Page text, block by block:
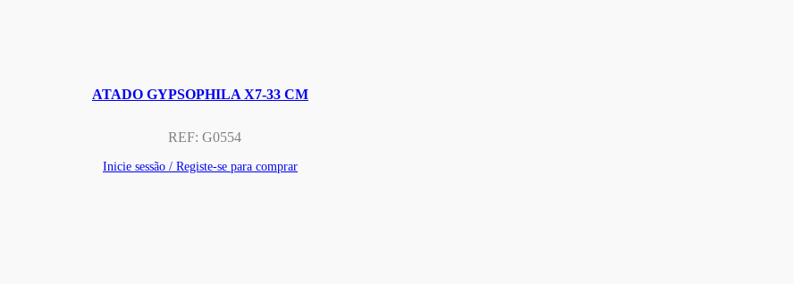
ATADO GYPSOPHILA X7-33 CM
REF: G0554
Inicie sessão / Registe-se para comprar